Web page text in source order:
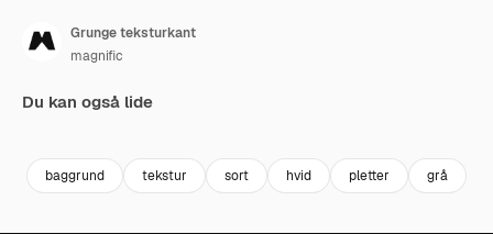
Grunge teksturkant
magnific
Du kan også lide
baggrund tekstur sort hvid pletter grå